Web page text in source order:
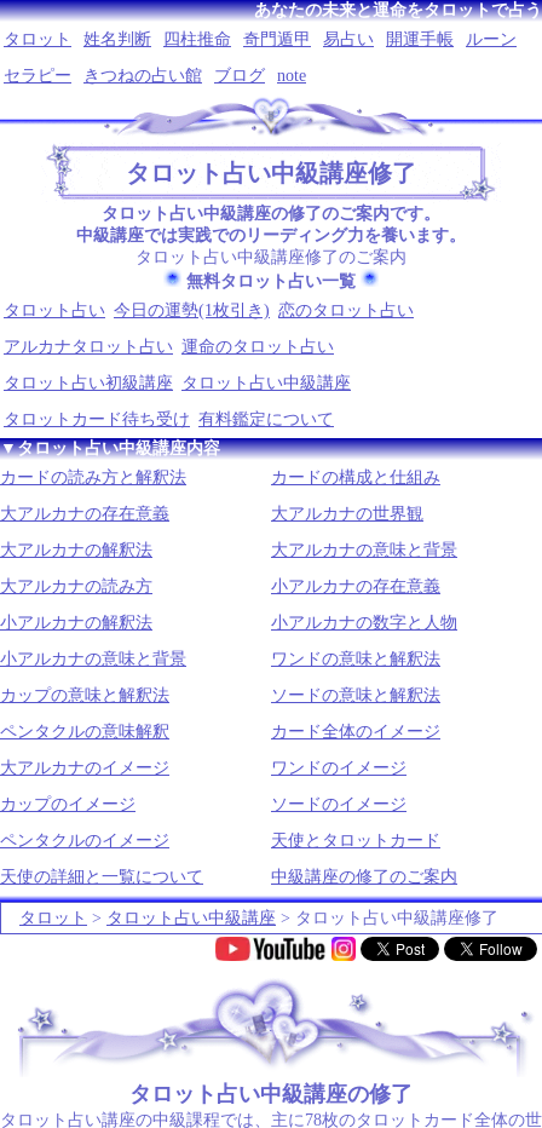
あなたの未来と運命をタロットで占う
タロット
姓名判断 四柱推命 奇門遁甲 易占い 開運手帳
ルーン
セラピー
きつねの占い館 ブログ note
タロット占い中級講座修了
タロット占い中級講座の修了のご案内です。
中級講座では実践でのリーディング力を養います。
タロット占い中級講座修了のご案内
無料タロット占い一覧
タロット占い 今日の運勢(1枚引き) 恋のタロット占い
アルカナタロット占い 運命のタロット占い
タロット占い初級講座
タロット占い中級講座
タロットカード待ち受け 有料鑑定について
▼タロット占い中級講座内容
カードの読み方と解釈法
カードの構成と仕組み
大アルカナの存在意義
大アルカナの世界観
大アルカナの解釈法
大アルカナの意味と背景
大アルカナの読み方
小アルカナの存在意義
小アルカナの解釈法
小アルカナの数字と人物
小アルカナの意味と背景
ワンドの意味と解釈法
カップの意味と解釈法
ソードの意味と解釈法
ペンタクルの意味解釈
カード全体のイメージ
大アルカナのイメージ
ワンドのイメージ
カップのイメージ
ソードのイメージ
ペンタクルのイメージ
天使とタロットカード
天使の詳細と一覧について
中級講座の修了のご案内
タロット > タロット占い中級講座 > タロット占い中級講座修了
.
タロット占い中級講座の修了
タロット占い講座の中級課程では、主に78枚のタロットカード全体の世